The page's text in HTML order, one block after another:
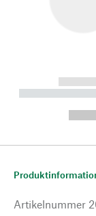
-----------
Artikelnummer